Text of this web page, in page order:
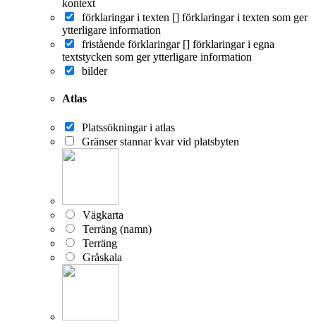
kontext
förklaringar i texten [] förklaringar i texten som ger
ytterligare information
fristående förklaringar [] förklaringar i egna
textstycken som ger ytterligare information
bilder
Atlas
Platssökningar i atlas
Gränser stannar kvar vid platsbyten
Vägkarta
Terräng (namn)
Terräng
Gråskala